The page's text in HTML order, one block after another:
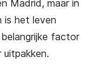
Madrid, maar in
is het leven
factor